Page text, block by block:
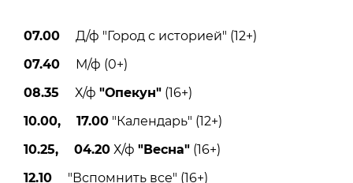
07.00 Д/ф "Город с историей" (12+)
07.40 М/ф (0+)
08.35 Х/ф "Опекун" (16+)
10.00, 17.00 "Календарь" (12+)
10.25, 04.20 Х/ф "Весна" (16+)
12.10 "Вспомнить все" (16+)